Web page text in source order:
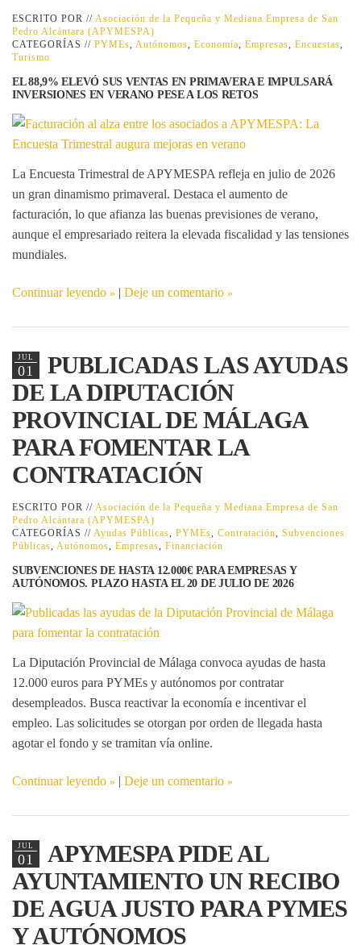
ESCRITO POR // Asociación de la Pequeña y Mediana Empresa de San
Pedro Alcántara (APYMESPA)
CATEGORÍAS // PYMEs, Autónomos, Economía, Empresas, Encuestas,
Turismo
EL 88,9% ELEVÓ SUS VENTAS EN PRIMAVERA E IMPULSARÁ
INVERSIONES EN VERANO PESE A LOS RETOS
La Encuesta Trimestral de APYMESPA refleja en julio de 2026
un gran dinamismo primaveral. Destaca el aumento de
facturación, lo que afianza las buenas previsiones de verano,
aunque el empresariado reitera la elevada fiscalidad y las tensiones
mundiales.
Continuar leyendo | Deje un comentario
JUL
01
PUBLICADAS LAS AYUDAS
DE LA DIPUTACIÓN
PROVINCIAL DE MÁLAGA
PARA FOMENTAR LA
CONTRATACIÓN
ESCRITO POR // Asociación de la Pequeña y Mediana Empresa de San
Pedro Alcántara (APYMESPA)
CATEGORÍAS // Ayudas Públicas, PYMEs, Contratación, Subvenciones
Públicas, Autónomos, Empresas, Financiación
SUBVENCIONES DE HASTA 12.000€ PARA EMPRESAS Y
AUTÓNOMOS. PLAZO HASTA EL 20 DE JULIO DE 2026
La Diputación Provincial de Málaga convoca ayudas de hasta
12.000 euros para PYMEs y autónomos porcontratar
desempleados. Busca reactivar la economía e incentivar el
empleo. Las solicitudes se otorgan por orden de llegada hasta
agotar el fondo y se tramitan vía online.
Continuar leyendo | Deje un comentario
JUL
01
APYMESPA PIDE AL
AYUNTAMIENTO UN RECIBO
DE AGUA JUSTO PARA PYMES
Y AUTÓNOMOS